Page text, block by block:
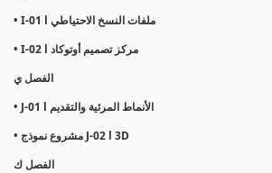
• I-01 l ملفات النسخ الاحتياطي
• I-02 l مركز تصميم أوتوكاد
الفصل ي
• J-01 l الأنماط المرئية والتقديم
• مشروع نموذج J-02 l 3D
الفصل ك